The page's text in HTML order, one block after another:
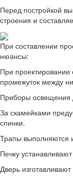
Перед постройкой
строения и
При составлении
нюансы:
При проектировании
промежуток между
Приборы освещения
За скамейками
спинки.
Трапы выполняются
Печку
Дверь